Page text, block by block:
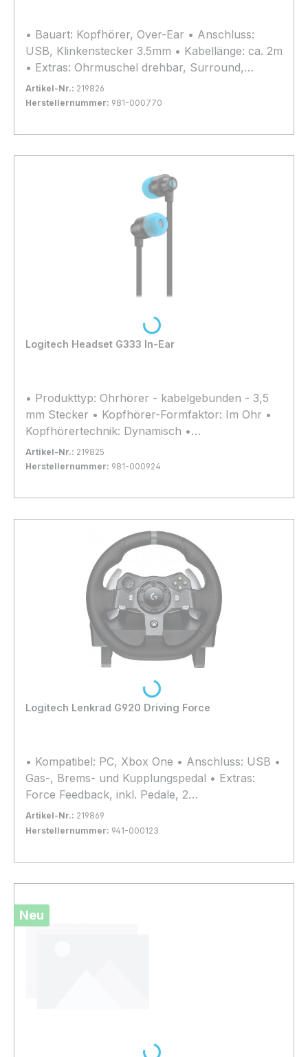
• Bauart: Kopfhörer, Over-Ear • Anschluss:
USB, Klinkenstecker 3.5mm • Kabellänge: ca. 2m
• Extras: Ohrmuschel drehbar, Surround,
Lautstärkeregler
Artikel-Nr.: 219826
Herstellernummer: 981-000770
In den Warenkorb
Logitech Headset G333 In-Ear
• Produkttyp: Ohrhörer - kabelgebunden - 3,5
mm Stecker • Kopfhörer-Formfaktor: Im Ohr •
Kopfhörertechnik: Dynamisch •
Anschlusstechnik: Kabelgebunden •
Soundmodus: Stereo • Frequenzgang: 20 -
Impedanz: 24 Ohm • Besonderheiten: Dual
Artikel-Nr.: 219825
Herstellernummer: 981-000924
In den Warenkorb
Loading...
Logitech Lenkrad G920 Driving Force
• Kompatibel: PC, Xbox One • Anschluss: USB •
Gas-, Brems- und Kupplungspedal • Extras:
Force Feedback, inkl. Pedale, 2
Vibrationsmotoren • Herstellergarantie: zwei
Jahre
Artikel-Nr.: 219869
Herstellernummer: 941-000123
In den Warenkorb
Loading...
Neu